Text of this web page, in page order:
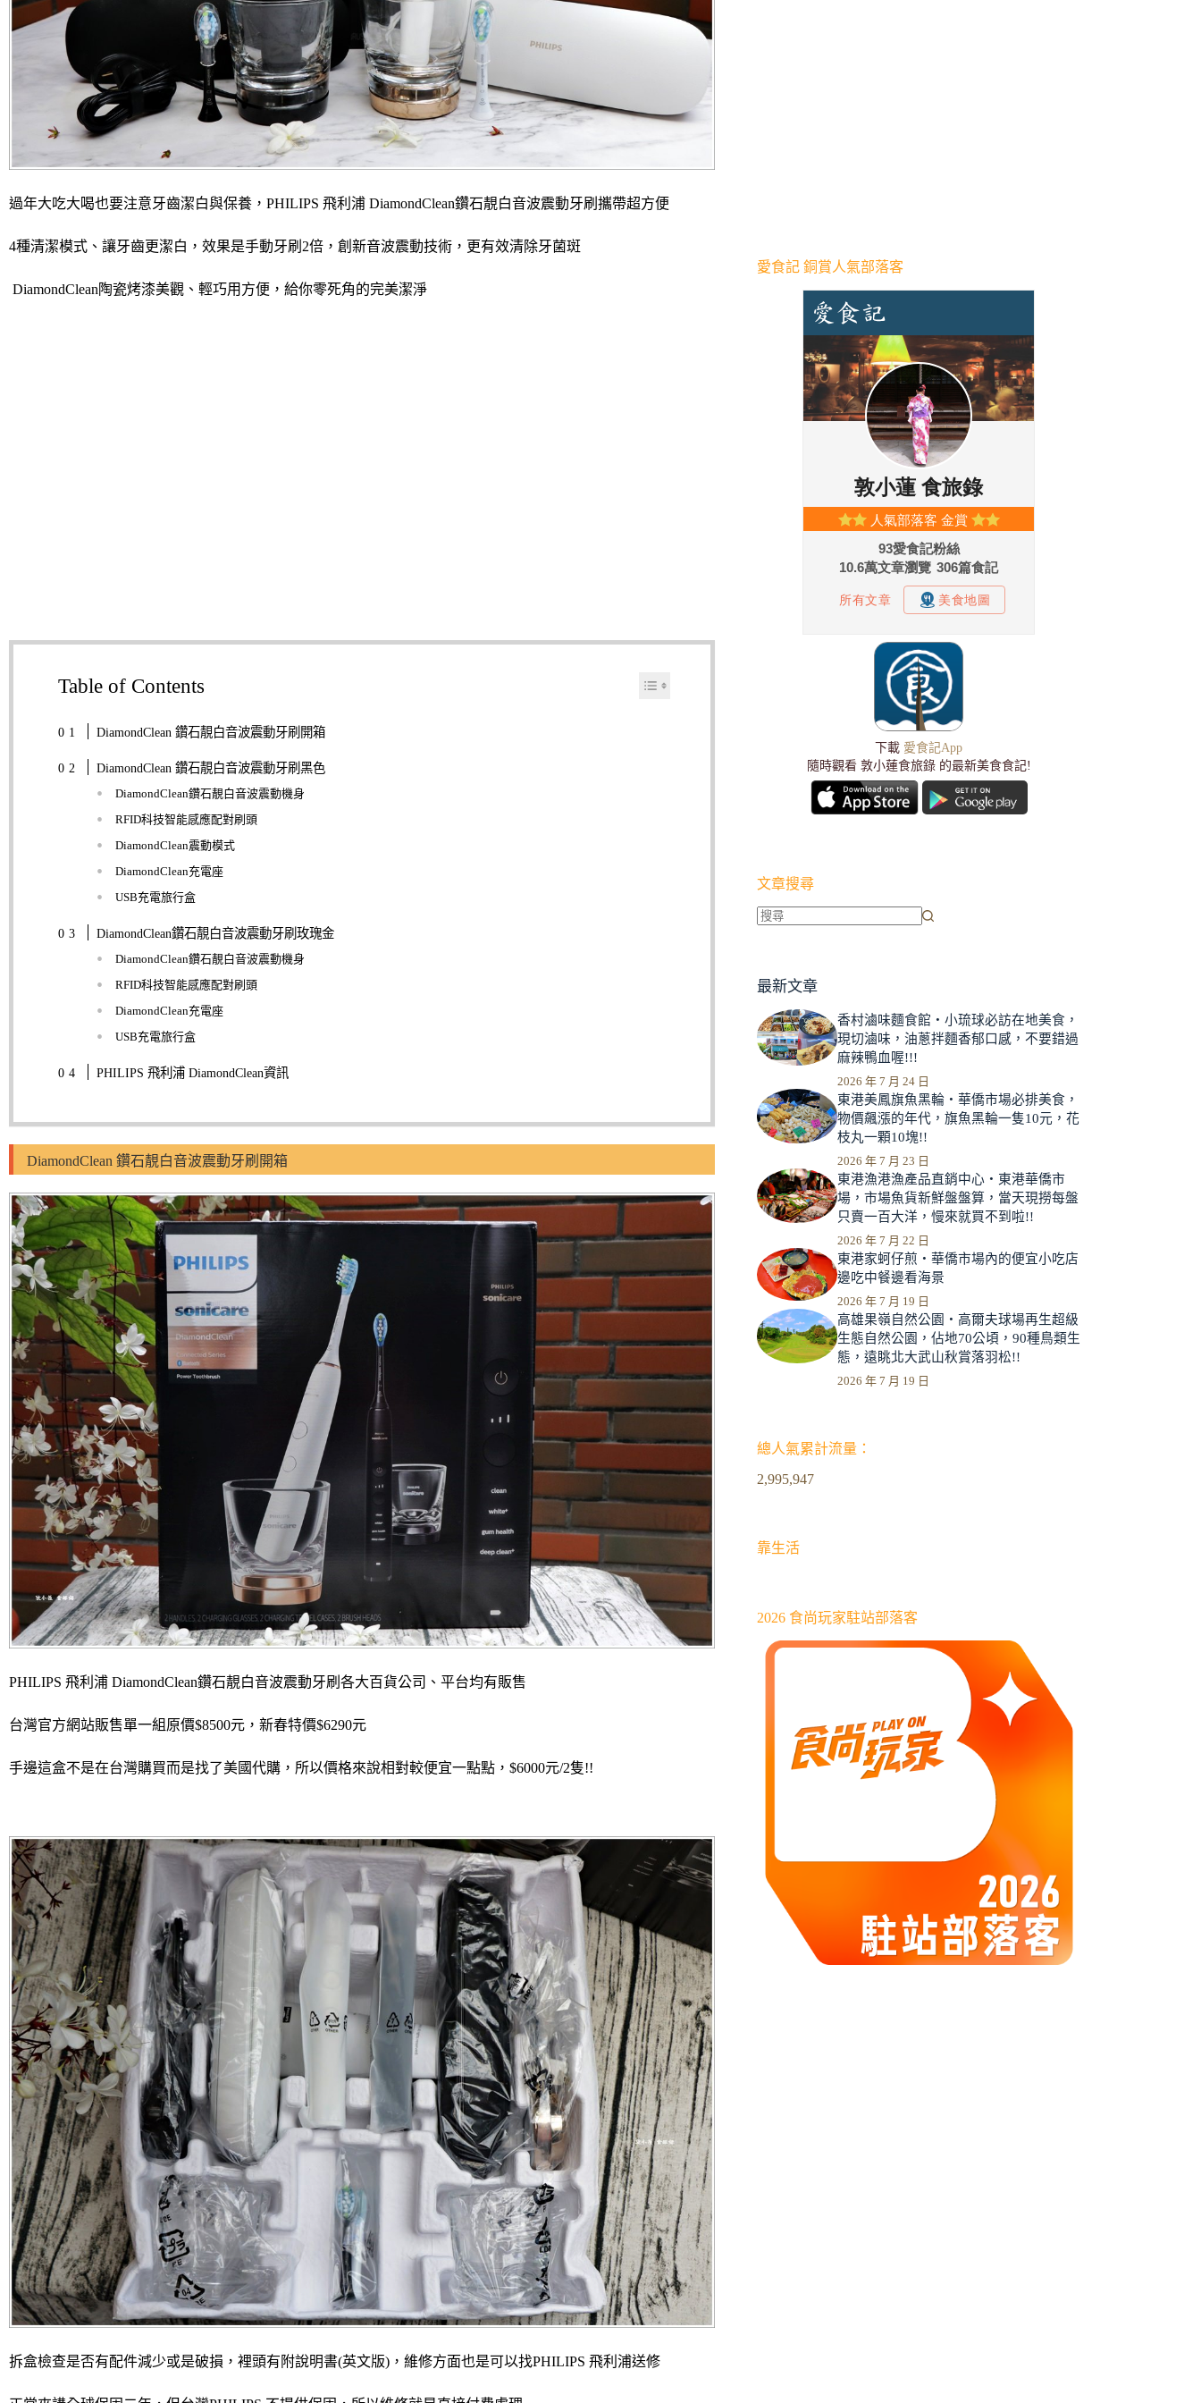
過年大吃大喝也要注意牙齒潔白與保養，PHILIPS 飛利浦 DiamondClean鑽石靚白音波震動牙刷攜帶超方便
4種清潔模式、讓牙齒更潔白，效果是手動牙刷2倍，創新音波震動技術，更有效清除牙菌斑
DiamondClean陶瓷烤漆美觀、輕巧用方便，給你零死角的完美潔淨
Table of Contents
DiamondClean 鑽石靚白音波震動牙刷開箱
DiamondClean 鑽石靚白音波震動牙刷黑色
DiamondClean鑽石靚白音波震動機身
RFID科技智能感應配對刷頭
DiamondClean震動模式
DiamondClean充電座
USB充電旅行盒
DiamondClean鑽石靚白音波震動牙刷玫瑰金
DiamondClean鑽石靚白音波震動機身
RFID科技智能感應配對刷頭
DiamondClean充電座
USB充電旅行盒
PHILIPS 飛利浦 DiamondClean資訊
DiamondClean 鑽石靚白音波震動牙刷開箱
PHILIPS 飛利浦 DiamondClean鑽石靚白音波震動牙刷各大百貨公司、平台均有販售
台灣官方網站販售單一組原價$8500元，新春特價$6290元
手邊這盒不是在台灣購買而是找了美國代購，所以價格來說相對較便宜一點點，$6000元/2隻!!
拆盒檢查是否有配件減少或是破損，裡頭有附說明書(英文版)，維修方面也是可以找PHILIPS 飛利浦送修
愛食記 銅賞人氣部落客
下載 愛食記App
隨時觀看 敦小蓮食旅錄 的最新美食食記!
文章搜尋
到
合
條
結
果
最新文章
香村滷味麵食館‧小琉球必訪在地美食，
現切滷味，油蔥拌麵香郁口感，不要錯過
麻辣鴨血喔!!!
2026 年 7 月 24 日
東港美鳳旗魚黑輪‧華僑市場必排美食，
物價飆漲的年代，旗魚黑輪一隻10元，花
枝丸一顆10塊!!
2026 年 7 月 23 日
東港漁港漁產品直銷中心‧東港華僑市
場，市場魚貨新鮮盤盤算，當天現撈每盤
只賣一百大洋，慢來就買不到啦!!
2026 年 7 月 22 日
東港家蚵仔煎‧華僑市場內的便宜小吃店
邊吃中餐邊看海景
2026 年 7 月 19 日
高雄果嶺自然公園‧高爾夫球場再生超級
生態自然公園，佔地70公頃，90種鳥類生
態，遠眺北大武山秋賞落羽松!!
2026 年 7 月 19 日
總人氣累計流量：
2,995,947
靠生活
2026 食尚玩家駐站部落客